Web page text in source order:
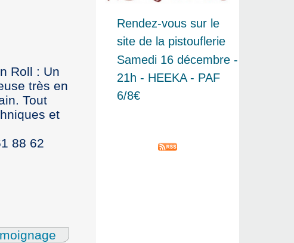
Roll : Un
très en
Tout
et
88 62
Rendez-vous sur le
site de la pistouflerie
Samedi 16 décembre -
21h - HEEKA - PAF
6/8€